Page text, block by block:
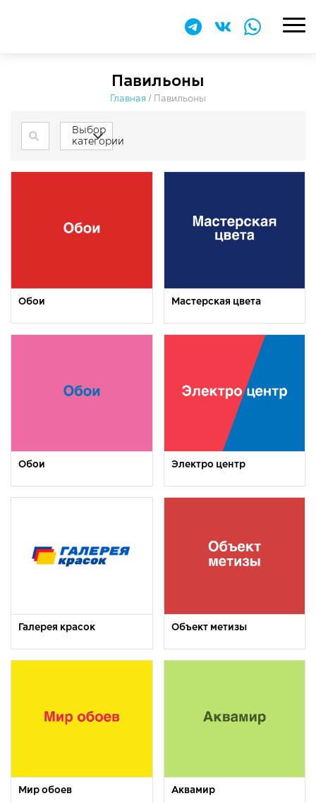
Павильоны
Главная / Павильоны
Выбор
категории
Обои Мастерская цвета
Обои Электро центр
Галерея красок Объект метизы
Мир обоев Аквамир